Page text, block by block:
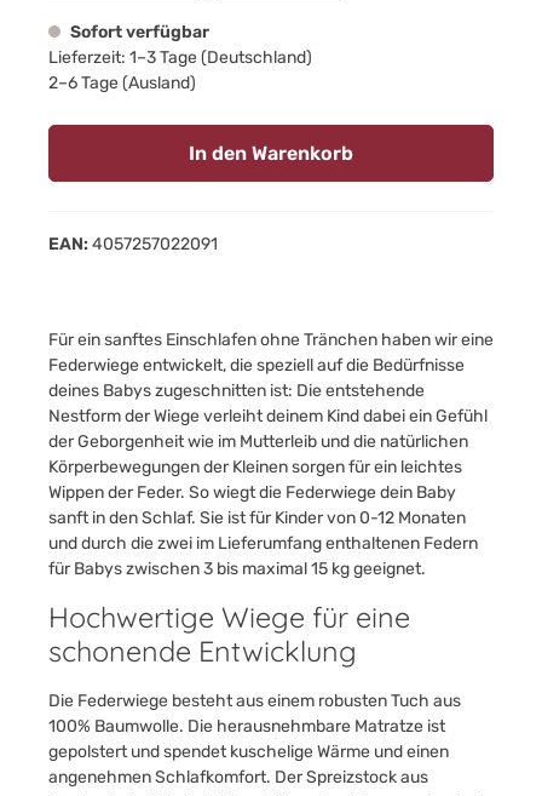
Sofort verfügbar
Lieferzeit: 1–3 Tage (Deutschland)
2–6 Tage (Ausland)
In den Warenkorb
EAN: 4057257022091
Für ein sanftes Einschlafen ohne Tränchen haben wir eine
Federwiege entwickelt, die speziell auf die Bedürfnisse
deines Babys zugeschnitten ist: Die entstehende
Nestform der Wiege verleiht deinem Kind dabei ein Gefühl
der Geborgenheit wie im Mutterleib und die natürlichen
Körperbewegungen der Kleinen sorgen für ein leichtes
Wippen der Feder. So wiegt die Federwiege dein Baby
sanft in den Schlaf. Sie ist für Kinder von 0-12 Monaten
und durch die zwei im Lieferumfang enthaltenen Federn
für Babys zwischen 3 bis maximal 15 kg geeignet.
Hochwertige Wiege für eine
schonende Entwicklung
Die Federwiege besteht aus einem robusten Tuch aus
100% Baumwolle. Die herausnehmbare Matratze ist
gepolstert und spendet kuschelige Wärme und einen
angenehmen Schlafkomfort. Der Spreizstock aus